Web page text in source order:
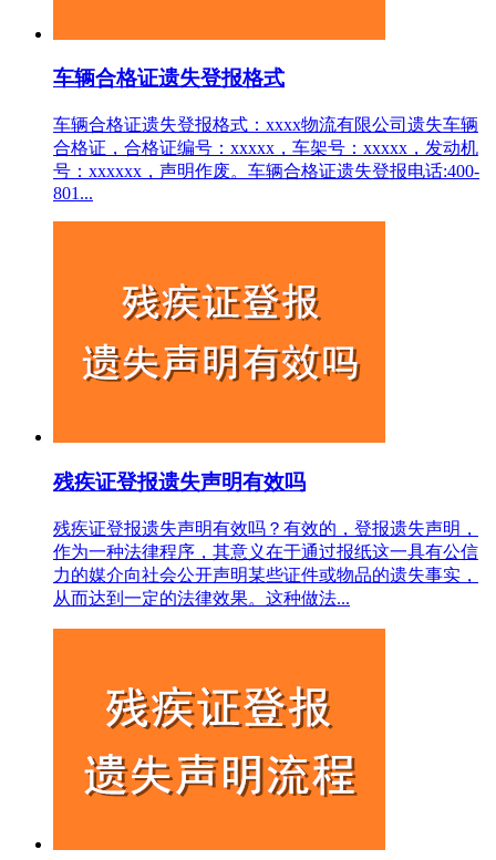
车辆合格证遗失登报格式
车辆合格证遗失登报格式：xxxx物流有限公司遗失车辆
合格证，合格证编号：xxxxx，车架号：xxxxx，发动机
号：xxxxxx，声明作废。车辆合格证遗失登报电话:400-
801...
残疾证登报遗失声明有效吗
残疾证登报遗失声明有效吗？有效的，登报遗失声明，
作为一种法律程序，其意义在于通过报纸这一具有公信
力的媒介向社会公开声明某些证件或物品的遗失事实，
从而达到一定的法律效果。这种做法...